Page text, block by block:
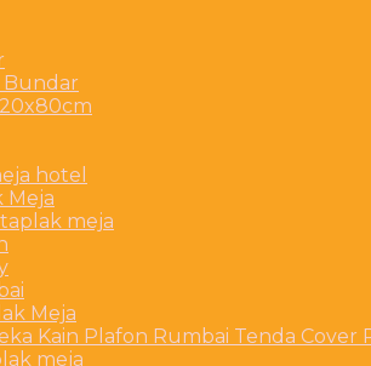
Bundar
hotel
Meja
meja
Meja
Kain Plafon Rumbai Tenda Cover
meja